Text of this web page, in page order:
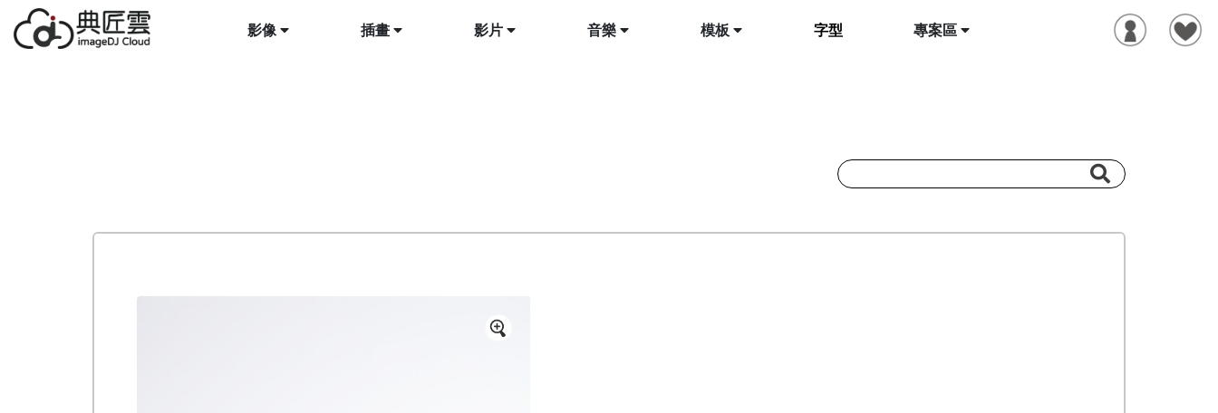
影像 插畫 影片 音樂 模板 字型 專案區